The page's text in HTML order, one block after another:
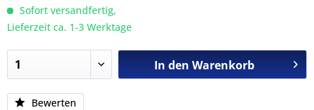
Sofort versandfertig,
Lieferzeit ca. 1-3 Werktage
In den Warenkorb
Bewerten